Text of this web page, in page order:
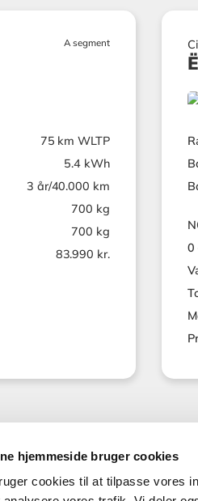
hjemmeside bruger cookies
cookies til at tilpasse vores
A segment
75 km WLTP
5.4 kWh
3 år/40.000 km
700 kg
700 kg
83.990 kr.
0